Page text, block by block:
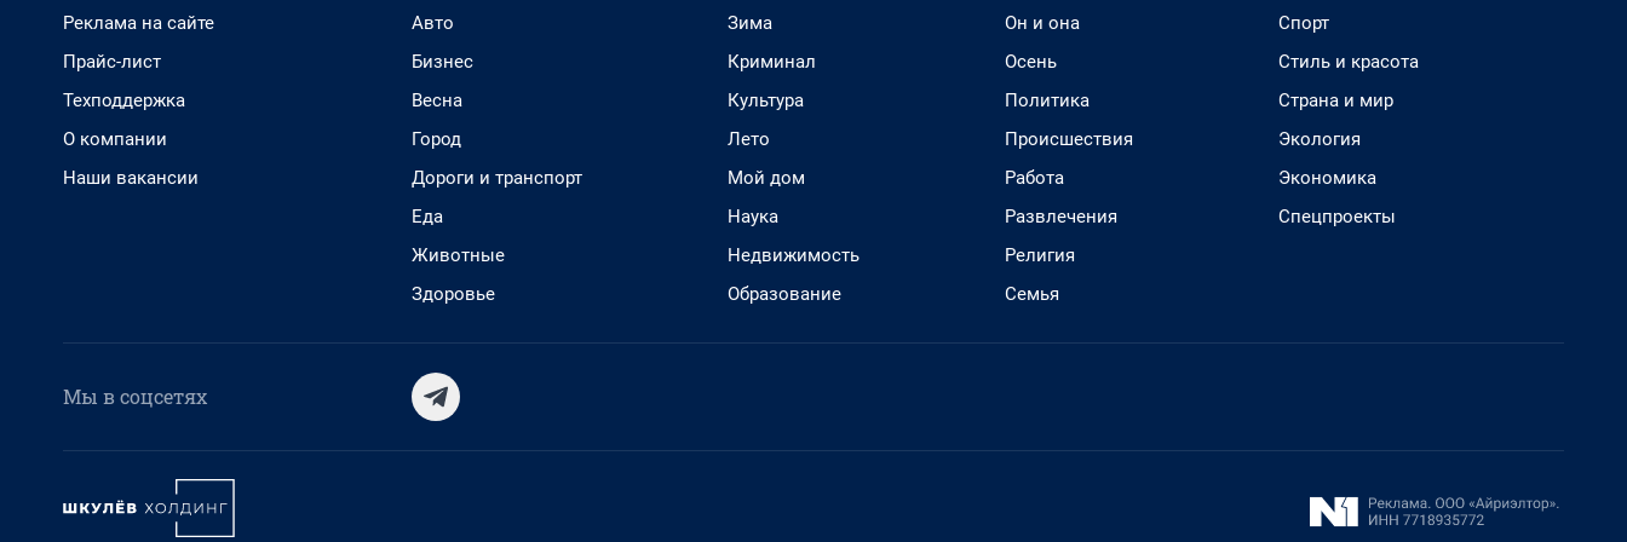
Реклама на сайте
Прайс-лист
Техподдержка
О компании
Наши вакансии
Авто
Бизнес
Весна
Город
Дороги и транспорт
Еда
Животные
Здоровье
Зима
Криминал
Культура
Лето
Мой дом
Наука
Недвижимость
Образование
Он и она
Осень
Политика
Происшествия
Работа
Развлечения
Религия
Семья
Спорт
Стиль и красота
Страна и мир
Экология
Экономика
Спецпроекты
Мы в соцсетях